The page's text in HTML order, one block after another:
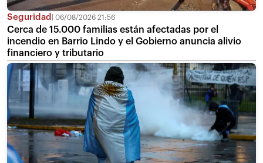
Seguridad 06/08/2026 21:56
Cerca de 15.000 familias están afectadas por el
incendio en Barrio Lindo y el Gobierno anuncia alivio
financiero y tributario